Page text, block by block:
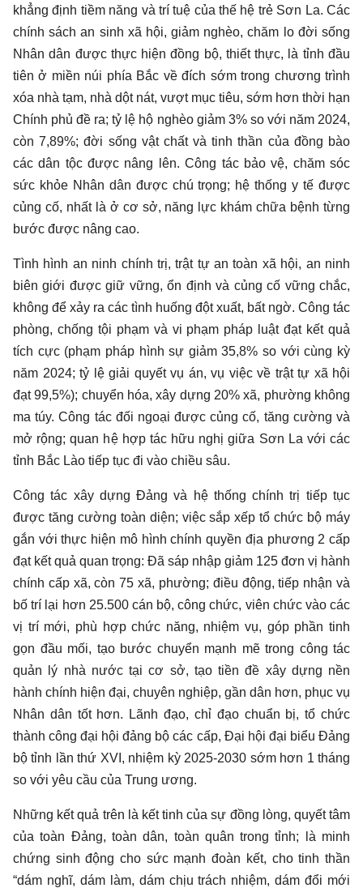
khẳng định tiềm năng và trí tuệ của thế hệ trẻ Sơn La. Các
chính sách an sinh xã hội, giảm nghèo, chăm lo đời sống
Nhân dân được thực hiện đồng bộ, thiết thực, là tỉnh đầu
tiên ở miền núi phía Bắc về đích sớm trong chương trình
xóa nhà tạm, nhà dột nát, vượt mục tiêu, sớm hơn thời hạn
Chính phủ đề ra; tỷ lệ hộ nghèo giảm 3% so với năm 2024,
còn 7,89%; đời sống vật chất và tinh thần của đồng bào
các dân tộc được nâng lên. Công tác bảo vệ, chăm sóc
sức khỏe Nhân dân được chú trọng; hệ thống y tế được
củng cố, nhất là ở cơ sở, năng lực khám chữa bệnh từng
bước được nâng cao.
Tình hình an ninh chính trị, trật tự an toàn xã hội, an ninh
biên giới được giữ vững, ổn định và củng cố vững chắc,
không để xảy ra các tình huống đột xuất, bất ngờ. Công tác
phòng, chống tội phạm và vi phạm pháp luật đạt kết quả
tích cực (phạm pháp hình sự giảm 35,8% so với cùng kỳ
năm 2024; tỷ lệ giải quyết vụ án, vụ việc về trật tự xã hội
đạt 99,5%); chuyển hóa, xây dựng 20% xã, phường không
ma túy. Công tác đối ngoại được củng cố, tăng cường và
mở rộng; quan hệ hợp tác hữu nghị giữa Sơn La với các
tỉnh Bắc Lào tiếp tục đi vào chiều sâu.
Công tác xây dựng Đảng và hệ thống chính trị tiếp tục
được tăng cường toàn diện; việc sắp xếp tổ chức bộ máy
gắn với thực hiện mô hình chính quyền địa phương 2 cấp
đạt kết quả quan trọng: Đã sáp nhập giảm 125 đơn vị hành
chính cấp xã, còn 75 xã, phường; điều động, tiếp nhận và
bố trí lại hơn 25.500 cán bộ, công chức, viên chức vào các
vị trí mới, phù hợp chức năng, nhiệm vụ, góp phần tinh
gọn đầu mối, tạo bước chuyển mạnh mẽ trong công tác
quản lý nhà nước tại cơ sở, tạo tiền đề xây dựng nền
hành chính hiện đại, chuyên nghiệp, gần dân hơn, phục vụ
Nhân dân tốt hơn. Lãnh đạo, chỉ đạo chuẩn bị, tổ chức
thành công đại hội đảng bộ các cấp, Đại hội đại biểu Đảng
bộ tỉnh lần thứ XVI, nhiệm kỳ 2025-2030 sớm hơn 1 tháng
so với yêu cầu của Trung ương.
Những kết quả trên là kết tinh của sự đồng lòng, quyết tâm
của toàn Đảng, toàn dân, toàn quân trong tỉnh; là minh
chứng sinh động cho sức mạnh đoàn kết, cho tinh thần
“dám nghĩ, dám làm, dám chịu trách nhiệm, dám đổi mới